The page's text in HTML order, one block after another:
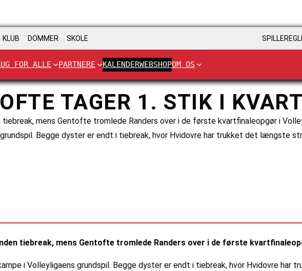
KLUB DOMMER SKOLE
FOR ALLE PARTNERE KALENDERWEBSHOPOM OS
TAGER 1. STIK I
mens Gentofte tromlede Randers over i de første kvartfinaleopgør i
Begge dyster er endt i tiebreak, hvor Hvidovre har trukket det længste
tiebreak, mens Gentofte tromlede Randers over i de første
i Volleyligaens grundspil. Begge dyster er endt i tiebreak, hvor Hvidovre har